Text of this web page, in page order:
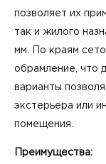
позволяет их
так и жилого
мм. По краям
обрамление, что
варианты
экстерьера или
помещения.
Преимущества: